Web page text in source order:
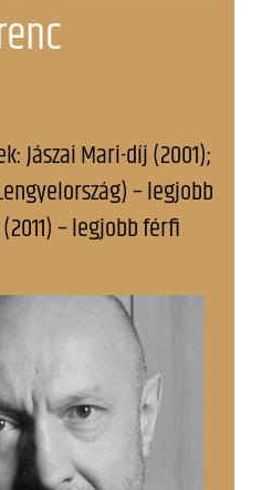
Jászai Mari-díj (2001);
– legjobb
– legjobb férfi